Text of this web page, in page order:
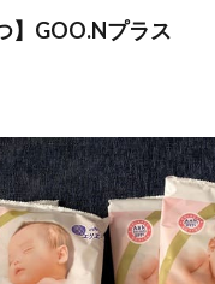
】GOO.Nプラス